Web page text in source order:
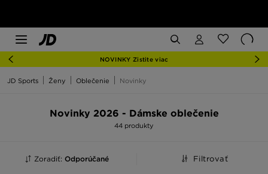
NOVINKY Zistite viac
JD Sports Ženy Oblečenie Novinky
Novinky 2026 - Dámske oblečenie
44 produkty
Zoradiť: Odporúčané Filtrovať